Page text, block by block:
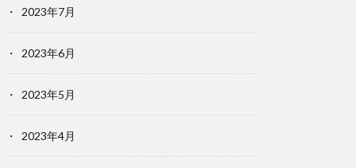
2023年7月
2023年6月
2023年5月
2023年4月